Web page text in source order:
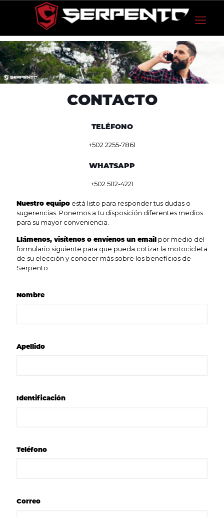
CONTACTO
TELÉFONO
+502 2255-7861
WHATSAPP
+502 5112-4221
Nuestro equipo está listo para responder tus dudas o
sugerencias. Ponemos a tu disposición diferentes medios
para su mayor conveniencia.
Llámenos, visítenos o envíenos un email por medio del
formulario siguiente para que pueda cotizar la motocicleta
de su elección y conocer más sobre los beneficios de
Serpento.
Nombre
Apellido
Identificación
Teléfono
Correo